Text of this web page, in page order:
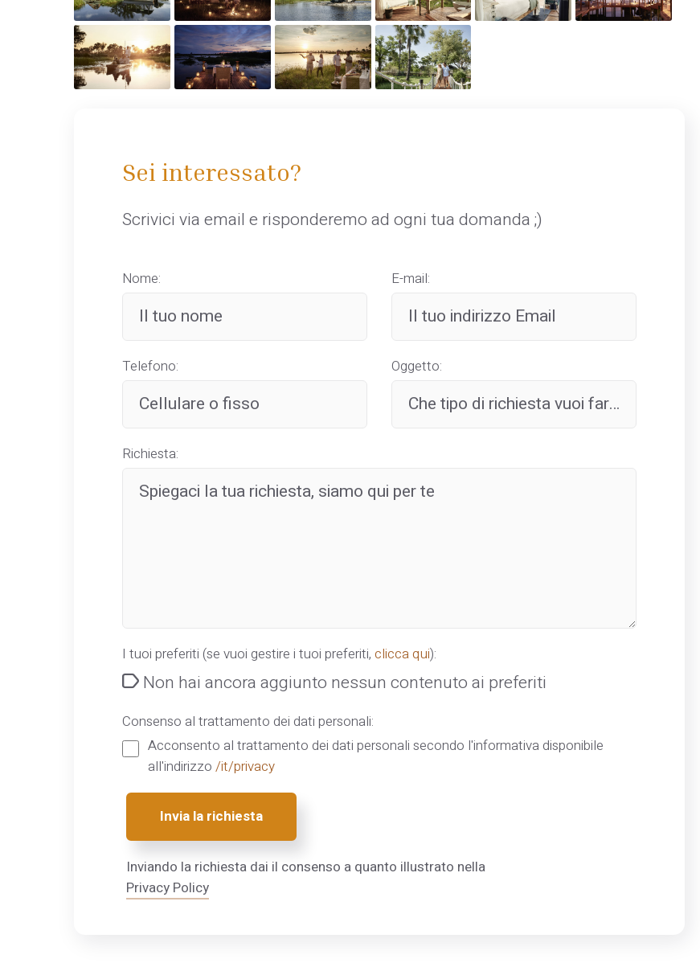
Sei interessato?
Scrivici via email e risponderemo ad ogni tua domanda ;)
Nome: E-mail:
Telefono: Oggetto:
Richiesta:
I tuoi preferiti (se vuoi gestire i tuoi preferiti, clicca qui):
Non hai ancora aggiunto nessun contenuto ai preferiti
Consenso al trattamento dei dati personali:
Acconsento al trattamento dei dati personali secondo l'informativa disponibile
all'indirizzo /it/privacy
Invia la richiesta
Inviando la richiesta dai il consenso a quanto illustrato nella
Privacy Policy